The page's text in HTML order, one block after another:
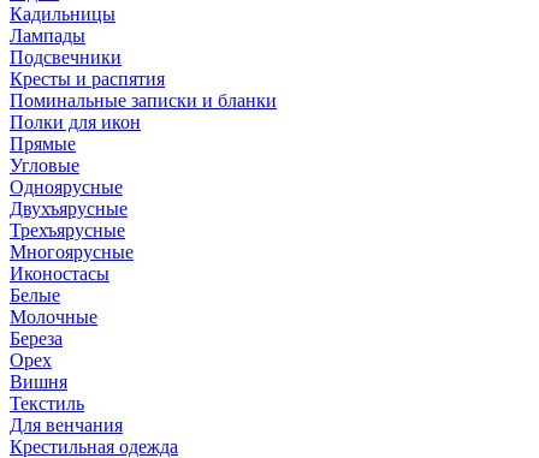
Кадильницы
Лампады
Подсвечники
Кресты и распятия
Поминальные записки и бланки
Полки для икон
Прямые
Угловые
Одноярусные
Двухъярусные
Трехъярусные
Многоярусные
Иконостасы
Белые
Молочные
Береза
Орех
Вишня
Текстиль
Для венчания
Крестильная одежда